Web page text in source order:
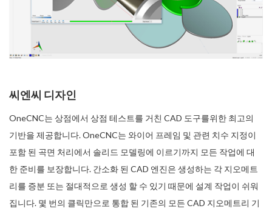
씨엔씨 디자인
OneCNC는 상점에서 상점 테스트를 거친 CAD 도구를위한 최고의
기반을 제공합니다. OneCNC는 와이어 프레임 및 관련 치수 지정이
포함 된 곡면 처리에서 솔리드 모델링에 이르기까지 모든 작업에 대
한 준비를 보장합니다. 간소화 된 CAD 엔진은 생성하는 각 지오메트
리를 증분 또는 절대적으로 생성 할 수 있기 때문에 설계 작업이 쉬워
집니다. 몇 번의 클릭만으로 통합 된 기존의 모든 CAD 지오메트리 기